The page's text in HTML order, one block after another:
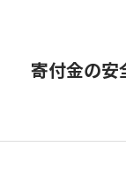
寄付金の安